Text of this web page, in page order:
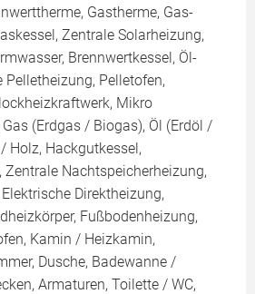
Gastherme, Gas-
Zentrale Solarheizung,
Brennwertkessel, Öl-
Pelletheizung, Pelletofen,
Mikro
(Erdgas / Biogas), Öl (Erdöl /
Holz, Hackgutkessel,
Zentrale Nachtspeicherheizung,
Direktheizung,
Fußbodenheizung,
Kamin / Heizkamin,
Dusche, Badewanne /
Armaturen, Toilette / WC,